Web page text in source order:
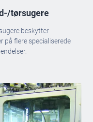
tørsugere
beskytter
på flere specialiserede